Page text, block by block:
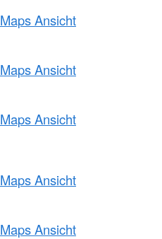
Ansicht
Ansicht
Ansicht
Ansicht
Ansicht